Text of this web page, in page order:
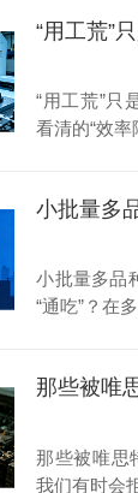
“用工荒”只
看清的“效率
小批量多品
“通吃”？在
那些被唯思
我们有时会